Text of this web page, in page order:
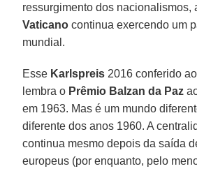
ressurgimento dos nacionalismos,
Vaticano continua exercendo um
mundial.
Esse Karlspreis 2016 conferido ao
lembra o Prêmio Balzan da Paz
em 1963. Mas é um mundo
diferente dos anos 1960. A
continua mesmo depois da saída
europeus (por enquanto, pelo